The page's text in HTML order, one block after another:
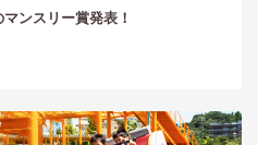
マンスリー賞発表！